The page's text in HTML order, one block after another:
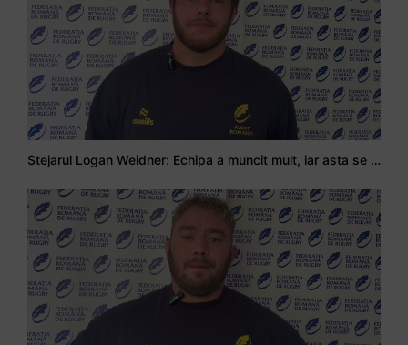
Stejarul Logan Weidner: Echipa a muncit mult, iar asta se va vedea în meciurile de la Nations Cup